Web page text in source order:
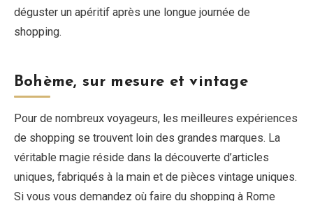
déguster un apéritif après une longue journée de
shopping.
Bohème, sur mesure et vintage
Pour de nombreux voyageurs, les meilleures expériences
de shopping se trouvent loin des grandes marques. La
véritable magie réside dans la découverte d’articles
uniques, fabriqués à la main et de pièces vintage uniques.
Si vous vous demandez où faire du shopping à Rome